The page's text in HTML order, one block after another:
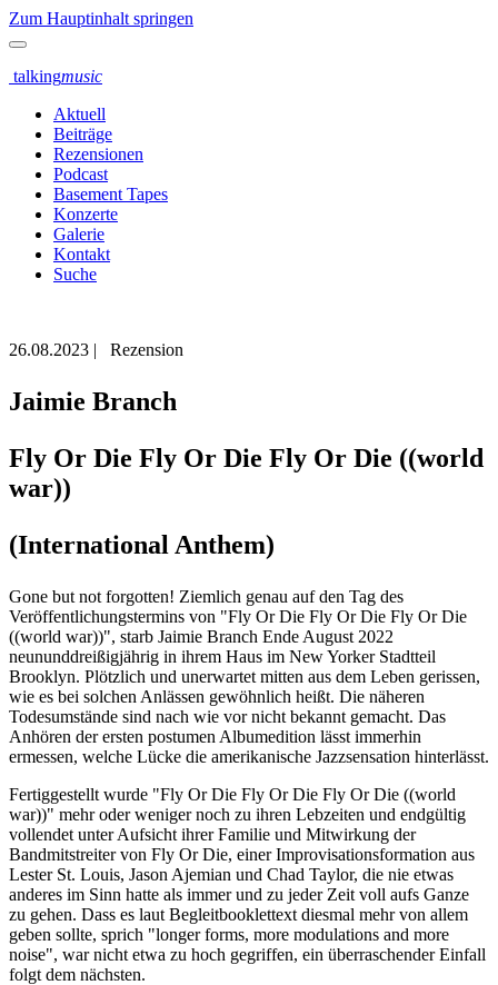
Zum Hauptinhalt springen
talkingmusic
Aktuell
Beiträge
Rezensionen
Podcast
Basement Tapes
Konzerte
Galerie
Kontakt
Suche
26.08.2023 | Rezension
Jaimie Branch
Fly Or Die Fly Or Die Fly Or Die ((world
war))
(International Anthem)
Gone but not forgotten! Ziemlich genau auf den Tag des
Veröffentlichungstermins von "Fly Or Die Fly Or Die Fly Or Die
((world war))", starb Jaimie Branch Ende August 2022
neununddreißigjährig in ihrem Haus im New Yorker Stadtteil
Brooklyn. Plötzlich und unerwartet mitten aus dem Leben gerissen,
wie es bei solchen Anlässen gewöhnlich heißt. Die näheren
Todesumstände sind nach wie vor nicht bekannt gemacht. Das
Anhören der ersten postumen Albumedition lässt immerhin
ermessen, welche Lücke die amerikanische Jazzsensation hinterlässt.
Fertiggestellt wurde "Fly Or Die Fly Or Die Fly Or Die ((world
war))" mehr oder weniger noch zu ihren Lebzeiten und endgültig
vollendet unter Aufsicht ihrer Familie und Mitwirkung der
Bandmitstreiter von Fly Or Die, einer Improvisationsformation aus
Lester St. Louis, Jason Ajemian und Chad Taylor, die nie etwas
anderes im Sinn hatte als immer und zu jeder Zeit voll aufs Ganze
zu gehen. Dass es laut Begleitbooklettext diesmal mehr von allem
geben sollte, sprich "longer forms, more modulations and more
noise", war nicht etwa zu hoch gegriffen, ein überraschender Einfall
folgt dem nächsten.